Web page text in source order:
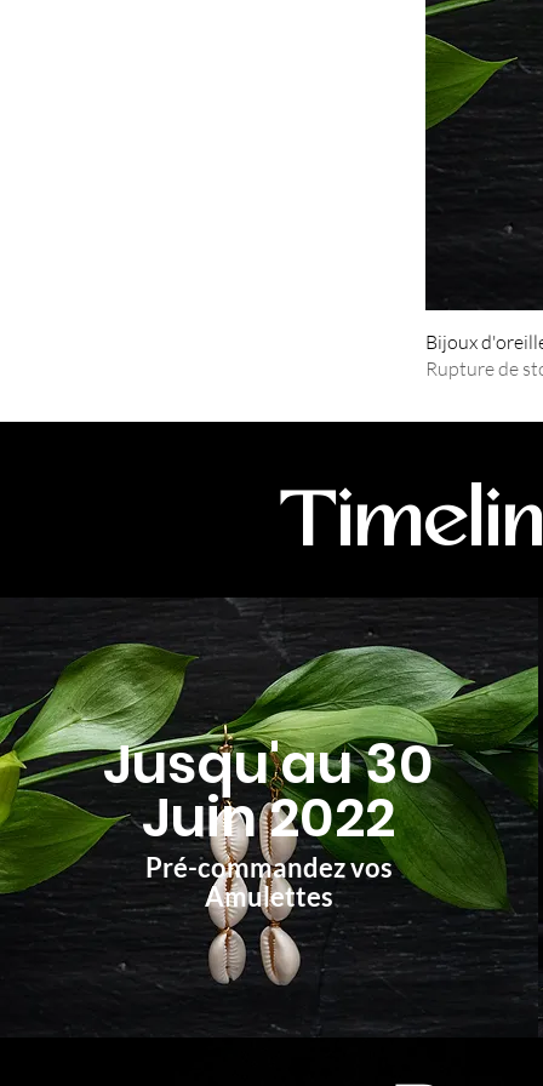
Bijoux
Rupture de
Jusqu'au 30
Juin 2022
Pré-commandez vos
Amulettes